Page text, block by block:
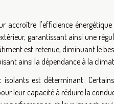
accroître l'efficience
garantissant ainsi une
est retenue, diminuant le
ainsi la dépendance à la
est déterminant.
leur capacité à réduire la